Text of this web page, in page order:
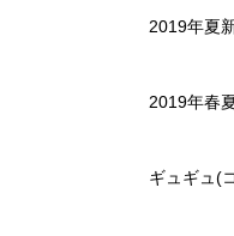
2019年夏
2019年春
ギュギュ(